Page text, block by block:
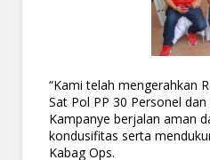
“Kami telah mengerahkan
Sat Pol PP 30 Personel
Kampanye berjalan aman
kondusifitas serta
Kabag Ops.